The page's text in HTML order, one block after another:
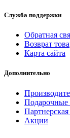
Служба поддержки
Обратная
Возврат
Карта сайта
Дополнительно
Подарочные
Акции